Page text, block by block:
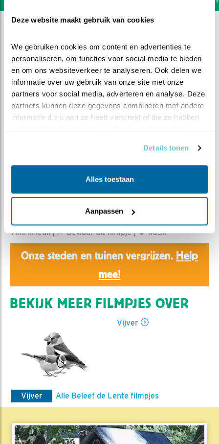
Deze website maakt gebruik van cookies
We gebruiken cookies om content en advertenties te
personaliseren, om functies voor social media te bieden
en om ons websiteverkeer te analyseren. Ook delen we
informatie over uw gebruik van onze site met onze
partners voor social media, adverteren en analyse. Deze
partners kunnen deze gegevens combineren met andere
informatie die u aan ze heeft verstrekt of die ze hebben
Details tonen
Alles toestaan
Aanpassen
DEEL DIT FILMPJE
Vijverblik
Vind ik leuk| Bewaar dit filmpje| 1165x
Onze steden en tuinen vergrijzen. Help
mee!
BEKIJK MEER FILMPJES OVER
Vijver
Vijver Alle Beleef de Lente filmpjes